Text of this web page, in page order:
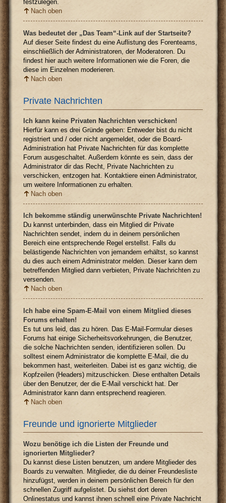
festzulegen.
Nach oben
Was bedeutet der „Das Team“-Link auf der Startseite?
Auf dieser Seite findest du eine Auflistung des Forenteams,
einschließlich der Administratoren, der Moderatoren. Du
findest hier auch weitere Informationen wie die Foren, die
diese im Einzelnen moderieren.
Nach oben
Private Nachrichten
Ich kann keine Privaten Nachrichten verschicken!
Hierfür kann es drei Gründe geben: Entweder bist du nicht
registriert und / oder nicht angemeldet, oder die Board-
Administration hat Private Nachrichten für das komplette
Forum ausgeschaltet. Außerdem könnte es sein, dass der
Administrator dir das Recht, Private Nachrichten zu
verschicken, entzogen hat. Kontaktiere einen Administrator,
um weitere Informationen zu erhalten.
Nach oben
Ich bekomme ständig unerwünschte Private Nachrichten!
Du kannst unterbinden, dass ein Mitglied dir Private
Nachrichten sendet, indem du in deinem persönlichen
Bereich eine entsprechende Regel erstellst. Falls du
belästigende Nachrichten von jemandem erhältst, so kannst
du dies auch einem Administrator melden. Dieser kann dem
betreffenden Mitglied dann verbieten, Private Nachrichten zu
versenden.
Nach oben
Ich habe eine Spam-E-Mail von einem Mitglied dieses
Forums erhalten!
Es tut uns leid, das zu hören. Das E-Mail-Formular dieses
Forums hat einige Sicherheitsvorkehrungen, die Benutzer,
die solche Nachrichten senden, identifizieren sollen. Du
solltest einem Administrator die komplette E-Mail, die du
bekommen hast, weiterleiten. Dabei ist es ganz wichtig, die
Kopfzeilen (Headers) mitzuschicken. Diese enthalten Details
über den Benutzer, der die E-Mail verschickt hat. Der
Administrator kann dann entsprechend reagieren.
Nach oben
Freunde und ignorierte Mitglieder
Wozu benötige ich die Listen der Freunde und
ignorierten Mitglieder?
Du kannst diese Listen benutzen, um andere Mitglieder des
Boards zu verwalten. Mitglieder, die du deiner Freundesliste
hinzufügst, werden in deinem persönlichen Bereich für den
schnellen Zugriff aufgelistet. Du siehst dort deren
Onlinestatus und kannst ihnen schnell eine Private Nachricht